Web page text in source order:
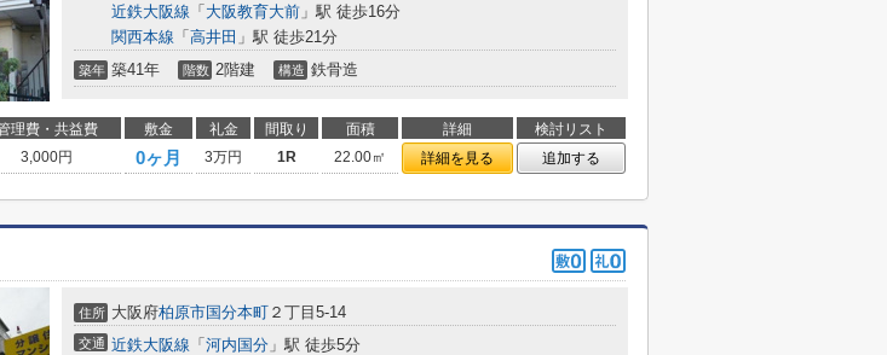
近鉄大阪線 「 大阪教育大前 」駅 徒歩16分
関西本線 「 高井田 」駅 徒歩21分
築年 築41年 階数 2階建 構造 鉄骨造
理費・共益費 敷金 礼金 間取り 面積 詳細
検討リスト
3,000円 0ヶ月 3万円 1R 22.00㎡ 詳細を見る 追加する
住所 大阪府柏原市国分本町 ２丁目5-14
交通 近鉄大阪線 「 河内国分 」駅 徒歩5分